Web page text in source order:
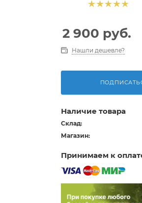
2 900 руб.
Нашли дешевле?
Наличие товара
Склад:
Магазин:
Принимаем к